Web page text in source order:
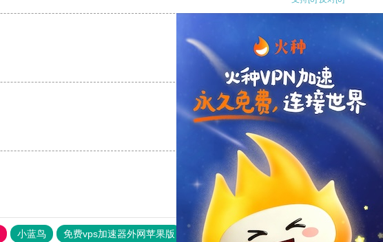
支持 反对
[0]
小蓝鸟 免费vps加速器外网苹果版 旋风加速度器 快连加速器